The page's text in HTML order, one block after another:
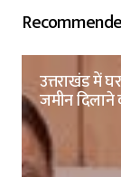
उत्तराखंड में
जमीन दिलाने